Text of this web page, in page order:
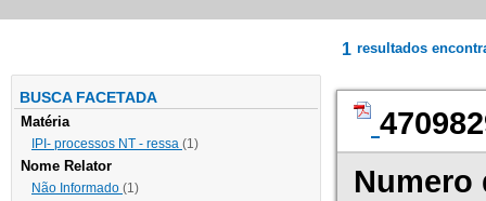
BUSCA FACETADA
Matéria
IPI- processos NT - ressa (1)
Nome Relator
Não Informado (1)
1 resultados
Numero